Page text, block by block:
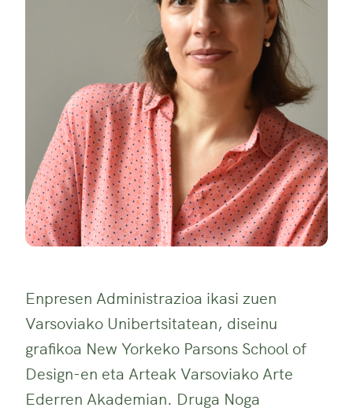
Enpresen Administrazioa ikasi zuen
Varsoviako Unibertsitatean, diseinu
grafikoa New Yorkeko Parsons School of
Design-en eta Arteak Varsoviako Arte
Ederren Akademian. Druga Noga